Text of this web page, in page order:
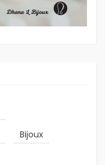
Bijoux